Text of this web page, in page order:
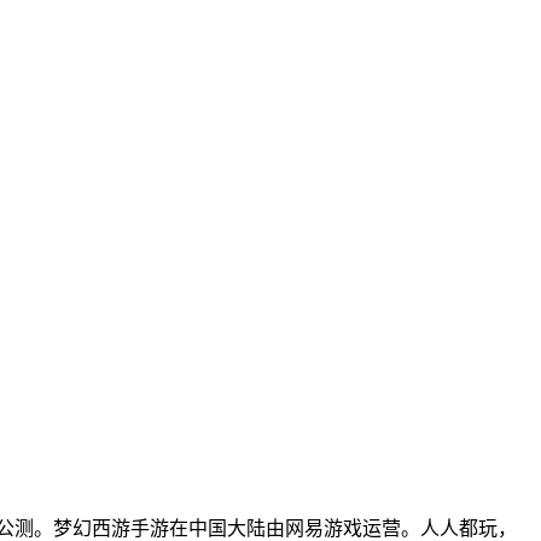
。梦幻西游手游在中国大陆由网易游戏运营。人人都玩，